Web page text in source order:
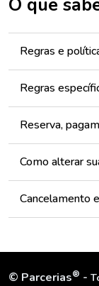
Regras e
Regras
Reserva,
Como alterar
Cancelamento
© Parcerias® -